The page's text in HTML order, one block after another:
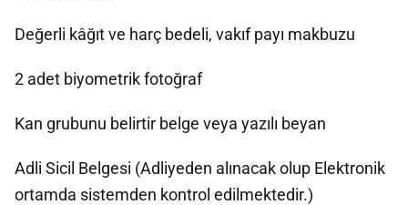
Değerli kâğıt ve harç bedeli, vakıf payı makbuzu
2 adet biyometrik fotoğraf
Kan grubunu belirtir belge veya yazılı beyan
Adli Sicil Belgesi (Adliyeden alınacak olup Elektronik
ortamda sistemden kontrol edilmektedir.)